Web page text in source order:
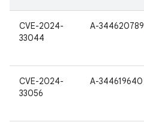
CVE-2024-
33044
A-344620789
CVE-2024-
33056
A-344619640